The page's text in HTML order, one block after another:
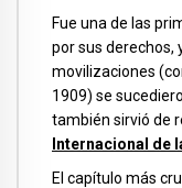
Fue una de las
por sus derechos,
movilizaciones
1909) se
también sirvió de
Internacional de
El capítulo más